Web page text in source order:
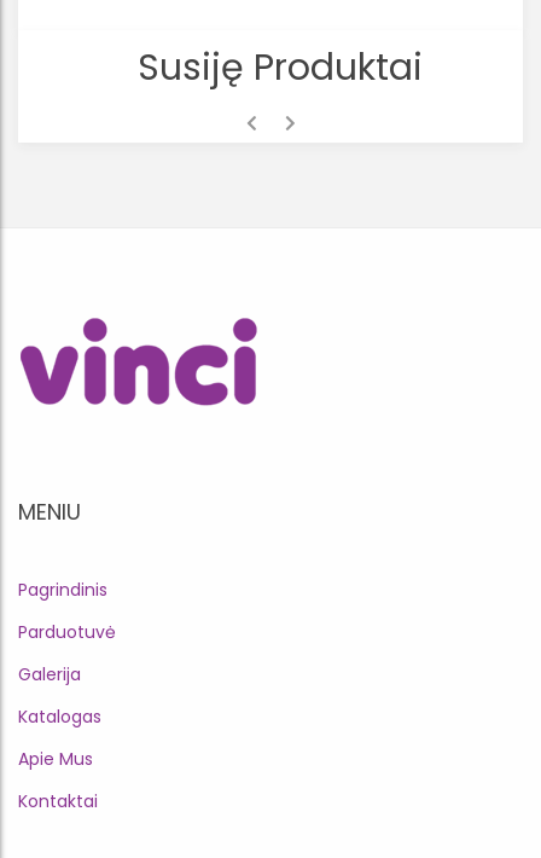
Susiję Produktai
MENIU
Pagrindinis
Parduotuvė
Galerija
Katalogas
Apie Mus
Kontaktai